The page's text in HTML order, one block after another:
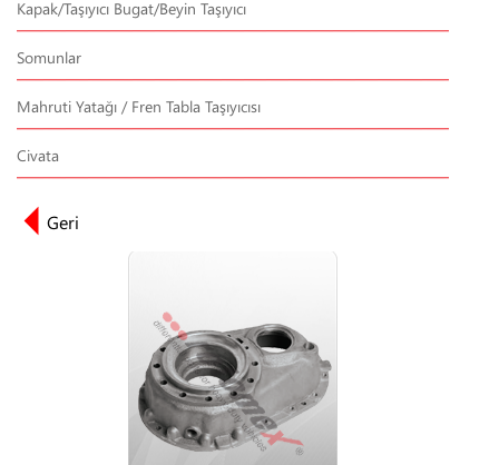
Kapak/Taşıyıcı Bugat/Beyin Taşıyıcı
Somunlar
Mahruti Yatağı / Fren Tabla Taşıyıcısı
Civata